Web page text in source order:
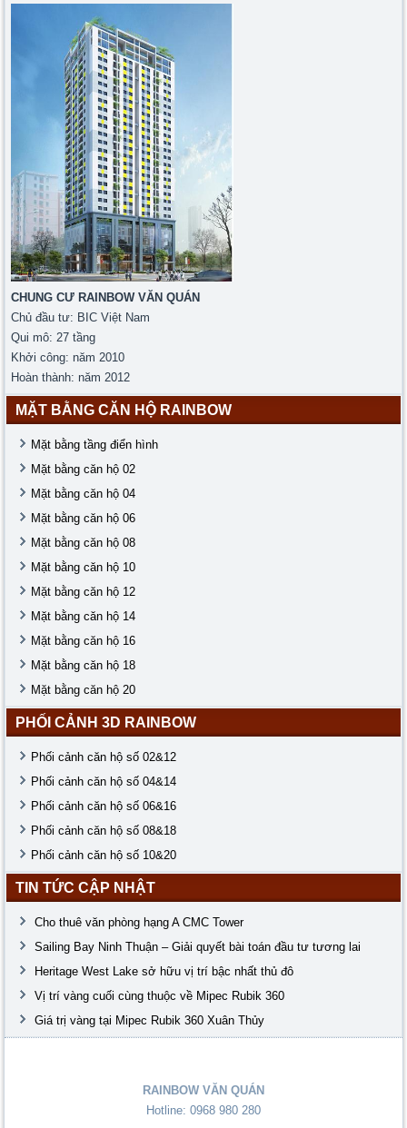
CHUNG CƯ RAINBOW VĂN QUÁN
Chủ đầu tư: BIC Việt Nam
Qui mô: 27 tầng
Khởi công: năm 2010
Hoàn thành: năm 2012
MẶT BẰNG CĂN HỘ RAINBOW
Mặt bằng tầng điển hình
Mặt bằng căn hộ 02
Mặt bằng căn hộ 04
Mặt bằng căn hộ 06
Mặt bằng căn hộ 08
Mặt bằng căn hộ 10
Mặt bằng căn hộ 12
Mặt bằng căn hộ 14
Mặt bằng căn hộ 16
Mặt bằng căn hộ 18
Mặt bằng căn hộ 20
PHỐI CẢNH 3D RAINBOW
Phối cảnh căn hộ số 02&12
Phối cảnh căn hộ số 04&14
Phối cảnh căn hộ số 06&16
Phối cảnh căn hộ số 08&18
Phối cảnh căn hộ số 10&20
TIN TỨC CẬP NHẬT
Cho thuê văn phòng hạng A CMC Tower
Sailing Bay Ninh Thuận – Giải quyết bài toán đầu tư tương lai
Heritage West Lake sở hữu vị trí bậc nhất thủ đô
Vị trí vàng cuối cùng thuộc về Mipec Rubik 360
Giá trị vàng tại Mipec Rubik 360 Xuân Thủy
RAINBOW VĂN QUÁN
Hotline: 0968 980 280